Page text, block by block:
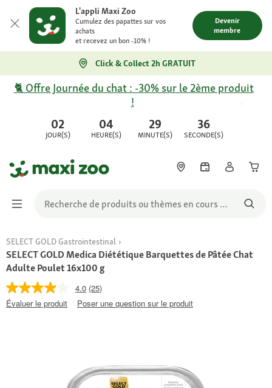
L'appli Maxi Zoo
Cumulez des papattes sur vos
achats
et recevez un bon -10% !
Devenir
membre
Click & Collect 2h GRATUIT
02
JOUR(S)
04
HEURE(S)
29
MINUTE(S)
36
SECONDE(S)
🐈 Offre Journée du chat : -30% sur le 2ème produit
!
SELECT GOLD Gastrointestinal
SELECT GOLD Medica Diététique Barquettes de Pâtée Chat
Adulte Poulet 16x100 g
4.0 (25)
Évaluer le produit
Poser une question sur le produit